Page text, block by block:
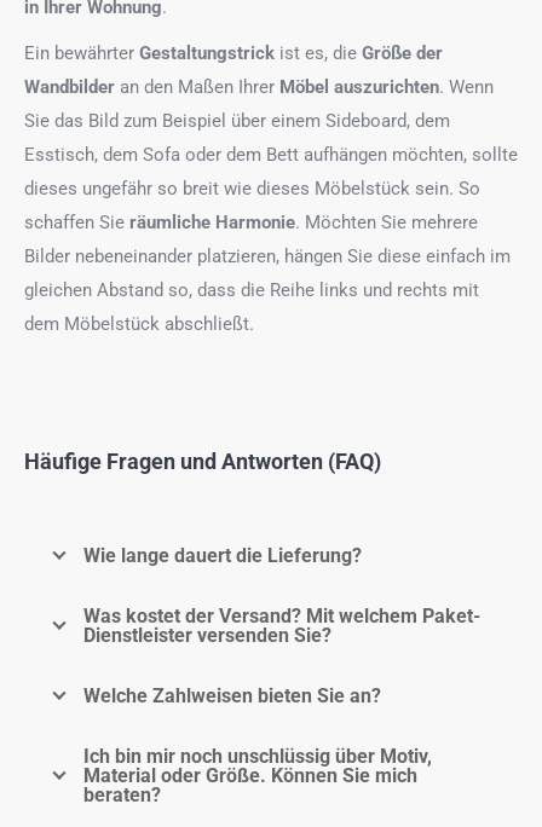
in Ihrer Wohnung.
Ein bewährter Gestaltungstrick ist es, die Größe der
Wandbilder an den Maßen Ihrer Möbel auszurichten. Wenn
Sie das Bild zum Beispiel über einem Sideboard, dem
Esstisch, dem Sofa oder dem Bett aufhängen möchten, sollte
dieses ungefähr so breit wie dieses Möbelstück sein. So
schaffen Sie räumliche Harmonie. Möchten Sie mehrere
Bilder nebeneinander platzieren, hängen Sie diese einfach im
gleichen Abstand so, dass die Reihe links und rechts mit
dem Möbelstück abschließt.
Häufige Fragen und Antworten (FAQ)
Wie lange dauert die Lieferung?
Was kostet der Versand? Mit welchem Paket-
Dienstleister versenden Sie?
Welche Zahlweisen bieten Sie an?
Ich bin mir noch unschlüssig über Motiv,
Material oder Größe. Können Sie mich
beraten?